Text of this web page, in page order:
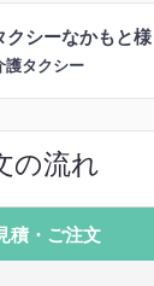
クシーなかもと様
護タクシー
の流れ
積・ご注文